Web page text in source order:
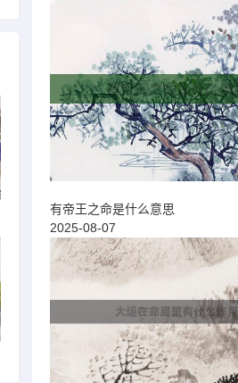
有帝王之命是什么意思
2025-08-07